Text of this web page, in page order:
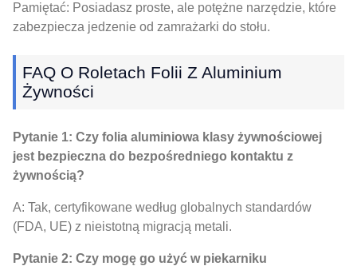
Pamiętać: Posiadasz proste, ale potężne narzędzie, które
zabezpiecza jedzenie od zamrażarki do stołu.
FAQ O Roletach Folii Z Aluminium
Żywności
Pytanie 1: Czy folia aluminiowa klasy żywnościowej
jest bezpieczna do bezpośredniego kontaktu z
żywnością?
A: Tak, certyfikowane według globalnych standardów
(FDA, UE) z nieistotną migracją metali.
Pytanie 2: Czy mogę go użyć w piekarniku